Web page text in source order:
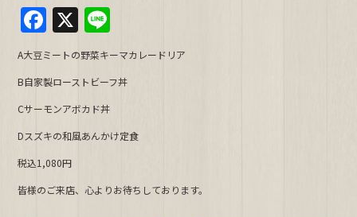
F
a
c
e
b
o
o
k
X
n
e
A大豆ミートの野菜キーマカレードリア
B自家製ローストビーフ丼
Cサーモンアボカド丼
Dスズキの和風あんかけ定食
税込1,080円
皆様のご来店、心よりお待ちしております。